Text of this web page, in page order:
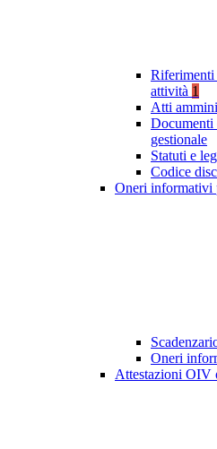
Riferimenti
attività 1
Atti
Documenti
gestionale
Statuti e
Codice
Oneri informativi
Oneri
Attestazioni OIV